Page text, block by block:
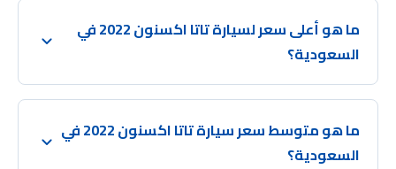
ما هو أعلى سعر لسيارة تاتا اكسنون 2022 في
السعودية؟
ما هو متوسط سعر سيارة تاتا اكسنون 2022 في
السعودية؟